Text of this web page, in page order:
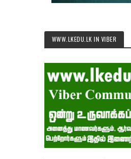
WWW.LKEDU.LK IN VIBER